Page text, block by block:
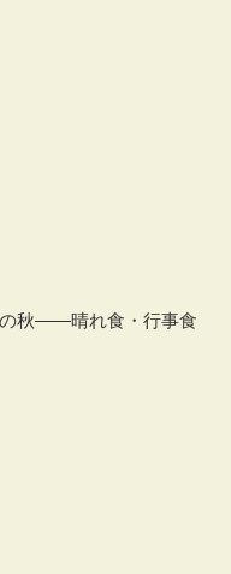
の秋――晴れ食・行事食